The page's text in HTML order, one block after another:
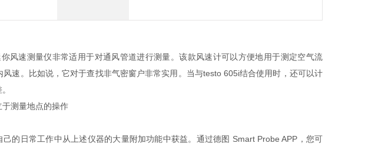
风速测量仪非常适用于对通风管道进行测量。该款风速计可以方便地用于测定空气流
速。比如说，它对于查找非气密窗户非常实用。当与testo 605i结合使用时，还可以计
测量地点的操作
的日常工作中从上述仪器的大量附加功能中获益。通过德图 Smart Probe APP，您可